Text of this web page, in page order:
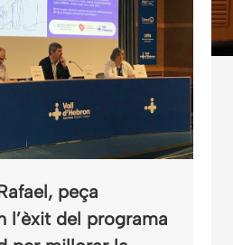
peça
l’èxit del programa